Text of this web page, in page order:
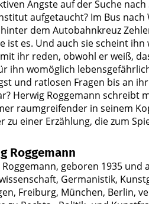
Ängste auf der Suche
aufgetaucht? Im Bus
dem Autobahnkreuz
ist es. Und auch sie scheint
ihr reden, obwohl er weiß,
ihn womöglich
und ratlosen Fragen bis an
Herwig Roggemann schreibt
raumgreifender in seinem
zu einer Erzählung, die zum
Roggemann
Roggemann, geboren 1935
Germanistik,
Freiburg, München, Berlin,